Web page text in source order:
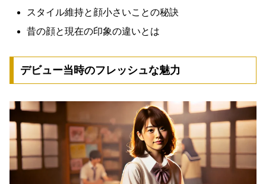
スタイル維持と顔小さいことの秘訣
昔の顔と現在の印象の違いとは
デビュー当時のフレッシュな魅力